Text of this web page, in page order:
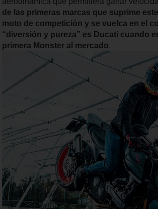
de las primeras marcas que suprime
moto de competición y se vuelca en el
“diversión y pureza” es Ducati cuando
primera Monster al mercado.